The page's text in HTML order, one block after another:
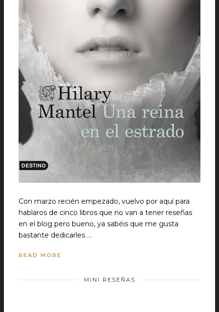
Con marzo recién empezado, vuelvo por aquí para
hablaros de cinco libros que no van a tener reseñas
en el blog pero bueno, ya sabéis que me gusta
bastante dedicarles …
READ MORE
MINI RESEÑAS